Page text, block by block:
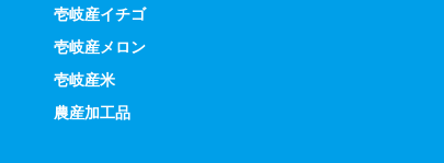
壱岐産イチゴ
壱岐産メロン
壱岐産米
農産加工品